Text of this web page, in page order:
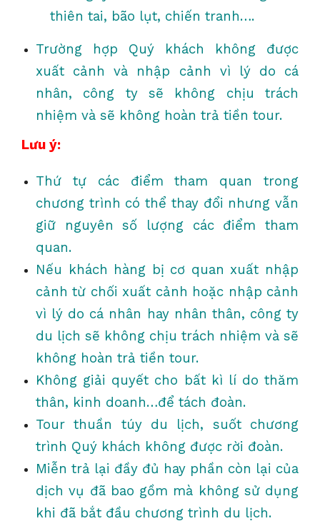
thiên tai, bão lụt, chiến tranh….
Trường hợp Quý khách không được
xuất cảnh và nhập cảnh vì lý do cá
nhân, công ty sẽ không chịu trách
nhiệm và sẽ không hoàn trả tiền tour.
Lưu ý:
Thứ tự các điểm tham quan trong
chương trình có thể thay đổi nhưng vẫn
giữ nguyên số lượng các điểm tham
quan.
Nếu khách hàng bị cơ quan xuất nhập
cảnh từ chối xuất cảnh hoặc nhập cảnh
vì lý do cá nhân hay nhân thân, công ty
du lịch sẽ không chịu trách nhiệm và sẽ
không hoàn trả tiền tour.
Không giải quyết cho bất kì lí do thăm
thân, kinh doanh…để tách đoàn.
Tour thuần túy du lịch, suốt chương
trình Quý khách không được rời đoàn.
Miễn trả lại đầy đủ hay phần còn lại của
dịch vụ đã bao gồm mà không sử dụng
khi đã bắt đầu chương trình du lịch.